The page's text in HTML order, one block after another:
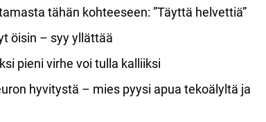
tähän kohteeseen: ”Täyttä helvettiä”
öisin – syy yllättää
pieni virhe voi tulla kalliiksi
hyvitystä – mies pyysi apua tekoälyltä ja